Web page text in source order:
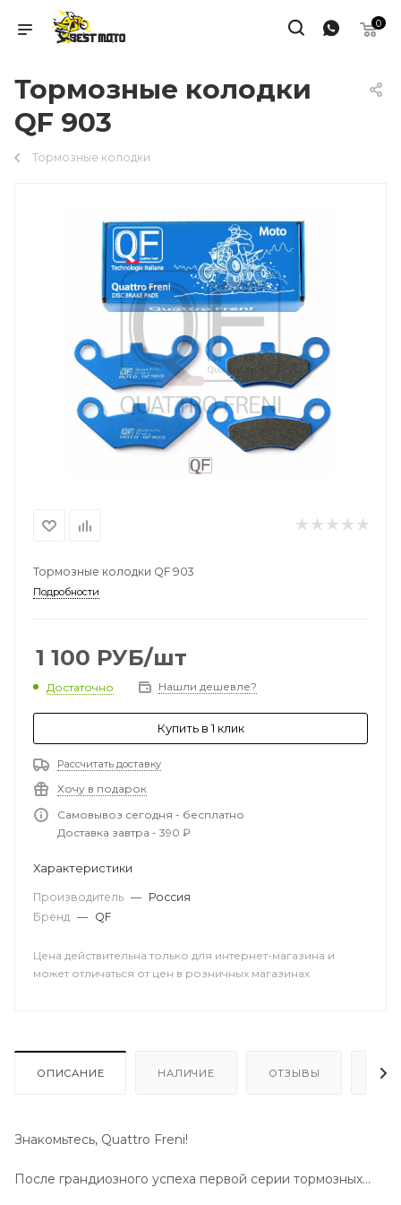
0
Тормозные колодки
QF 903
Тормозные колодки
Тормозные колодки QF 903
Подробности
1 100 РУБ/шт
Достаточно Нашли дешевле?
Купить в 1 клик
Рассчитать доставку
Хочу в подарок
Самовывоз сегодня - бесплатно
Доставка завтра - 390 ₽
Характеристики
Производитель — Россия
Бренд — QF
Цена действительна только для интернет-магазина и
может отличаться от цен в розничных магазинах
ОПИСАНИЕ НАЛИЧИЕ ОТЗЫВЫ
Знакомьтесь, Quattro Freni!
После грандиозного успеха первой серии тормозных